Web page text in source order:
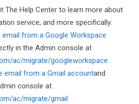
The Help Center to learn more about
service, and more specifically:
email from a Google Workspace
in the Admin console at
ac/migrate/googleworkspace
email from a Gmail accountand
console at
ac/migrate/gmail